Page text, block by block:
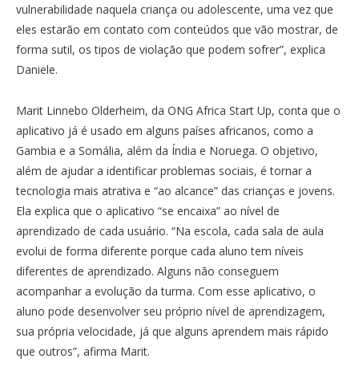
vulnerabilidade naquela criança ou adolescente, uma vez que
eles estarão em contato com conteúdos que vão mostrar, de
forma sutil, os tipos de violação que podem sofrer”, explica
Daniele.
Marit Linnebo Olderheim, da ONG Africa Start Up, conta que o
aplicativo já é usado em alguns países africanos, como a
Gambia e a Somália, além da Índia e Noruega. O objetivo,
além de ajudar a identificar problemas sociais, é tornar a
tecnologia mais atrativa e “ao alcance” das crianças e jovens.
Ela explica que o aplicativo “se encaixa” ao nível de
aprendizado de cada usuário. “Na escola, cada sala de aula
evolui de forma diferente porque cada aluno tem níveis
diferentes de aprendizado. Alguns não conseguem
acompanhar a evolução da turma. Com esse aplicativo, o
aluno pode desenvolver seu próprio nível de aprendizagem,
sua própria velocidade, já que alguns aprendem mais rápido
que outros”, afirma Marit.